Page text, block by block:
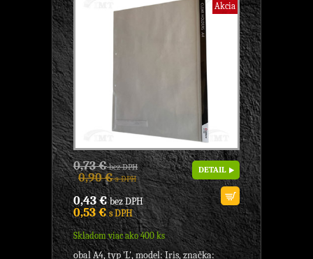
Akcia
0,73 €bez DPH
0,90 €s DPH
0,43 €bez DPH
0,53 €s DPH
Skladom viac ako 400 ks
DETAIL
obal A4, typ 'L', model: Iris, značka: